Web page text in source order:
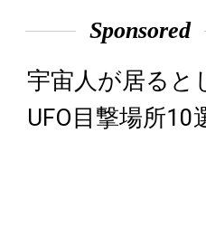
Sponsored
宇宙人が居ると
UFO目撃場所10